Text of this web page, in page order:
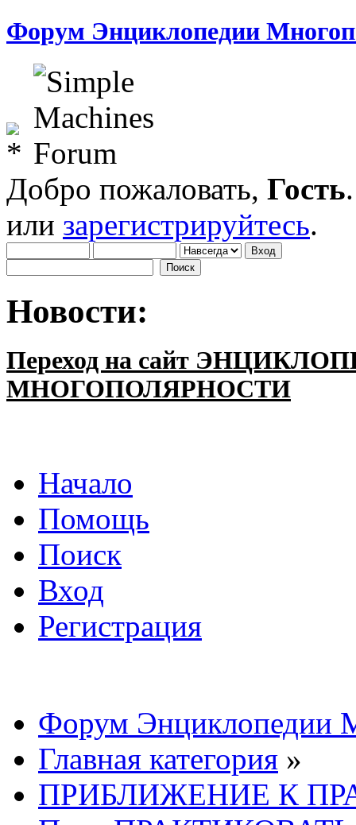
Форум Энциклопедии
Добро пожаловать, Гость
или зарегистрируйтесь.
Новости:
Переход на сайт
МНОГОПОЛЯРНОСТИ
Начало
Помощь
Поиск
Вход
Регистрация
Форум Энциклопедии
Главная категория »
ПРИБЛИЖЕНИЕ К